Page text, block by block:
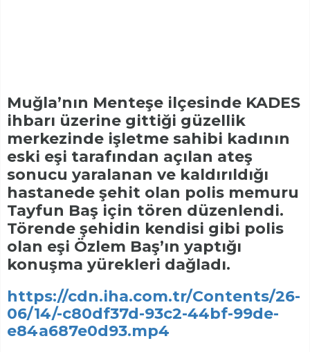
Muğla’nın Menteşe ilçesinde KADES
ihbarı üzerine gittiği güzellik
merkezinde işletme sahibi kadının
eski eşi tarafından açılan ateş
sonucu yaralanan ve kaldırıldığı
hastanede şehit olan polis memuru
Tayfun Baş için tören düzenlendi.
Törende şehidin kendisi gibi polis
olan eşi Özlem Baş’ın yaptığı
konuşma yürekleri dağladı.
https://cdn.iha.com.tr/Contents/26-
06/14/-c80df37d-93c2-44bf-99de-
e84a687e0d93.mp4